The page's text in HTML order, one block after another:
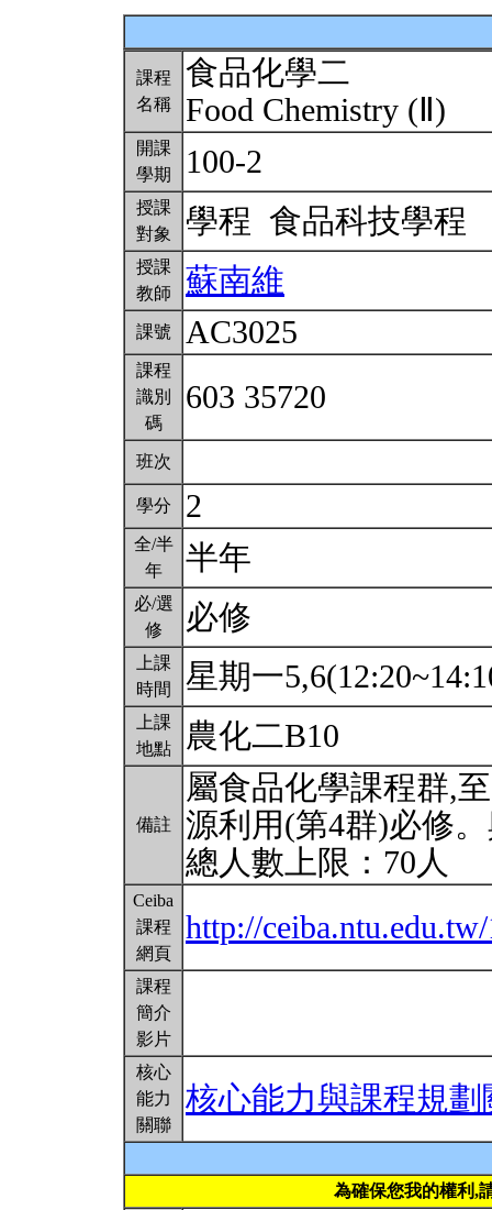
課程
名稱
食品化學二
Food Chemistry (Ⅱ)
開課
學期
100-2
授課
對象
學程 食品科技學程
授課
教師
蘇南維
課號 AC3025
課程
識別
碼
603 35720
班次
學分 2
全/半
年
半年
必/選
修
必修
上課
時間
星期一
上課
地點
農化二B10
備註
屬食品化學課程群,
源利用(第4群)必修
總人數上限：70人
Ceiba
課程
網頁
http://
課程
簡介
影片
核心
能力
關聯
核心能力與課程規劃
為確保您我的權利,